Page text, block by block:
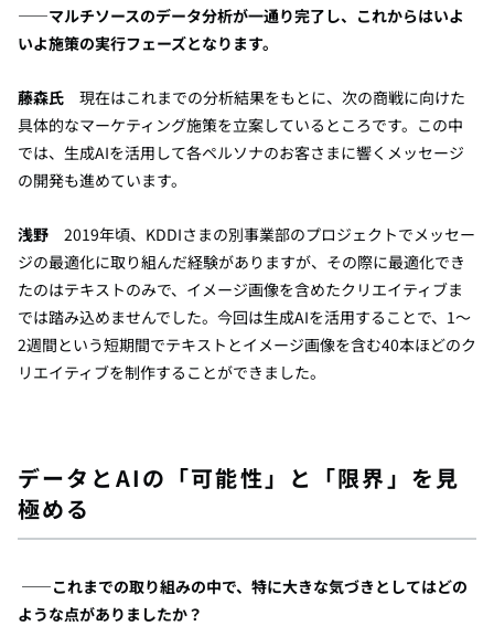
――マルチソースのデータ分析が一通り完了し、これからはいよ
いよ施策の実行フェーズとなります。
藤森氏 現在はこれまでの分析結果をもとに、次の商戦に向けた
具体的なマーケティング施策を立案しているところです。この中
では、生成AIを活用して各ペルソナのお客さまに響くメッセージ
の開発も進めています。
浅野 2019年頃、KDDIさまの別事業部のプロジェクトでメッセー
ジの最適化に取り組んだ経験がありますが、その際に最適化でき
たのはテキストのみで、イメージ画像を含めたクリエイティブま
では踏み込めませんでした。今回は生成AIを活用することで、1〜
2週間という短期間でテキストとイメージ画像を含む40本ほどのク
リエイティブを制作することができました。
データと AIの 「可能性」と「限界」を見
極める
――これまでの取り組みの中で、特に大きな気づきとしてはどの
ような点がありましたか？